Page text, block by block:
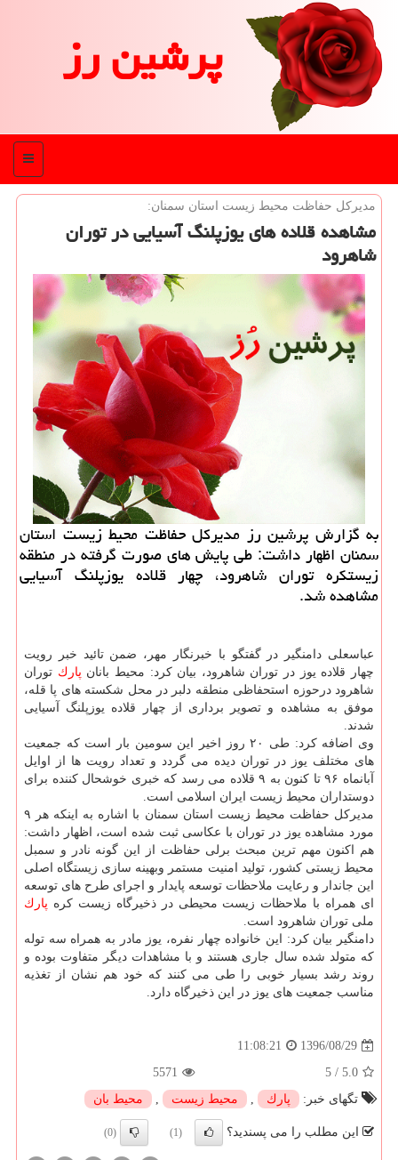
پرشین رز
منو
مدیركل حفاظت محیط زیست استان سمنان:
مشاهده قلاده های یوزپلنگ آسیایی در توران
شاهرود
به گزارش پرشین رز مدیركل حفاظت محیط زیست استان
سمنان اظهار داشت: طی پایش های صورت گرفته در منطقه
زیستكره توران شاهرود، چهار قلاده یوزپلنگ آسیایی
مشاهده شد.
عباسعلی دامنگیر در گفتگو با خبرنگار مهر، ضمن تائید خبر رویت
چهار قلاده یوز در توران شاهرود، بیان كرد: محیط بانان پارك توران
شاهرود درحوزه استحفاظی منطقه دلبر در محل شكسته های پا قله،
موفق به مشاهده و تصویر برداری از چهار قلاده یوزپلنگ آسیایی
شدند.
وی اضافه كرد: طی ۲۰ روز اخیر این سومین بار است كه جمعیت
های مختلف یوز در توران دیده می گردد و تعداد رویت ها از اوایل
آبانماه ۹۶ تا كنون به ۹ قلاده می رسد كه خبری خوشحال كننده برای
دوستداران محیط زیست ایران اسلامی است.
مدیركل حفاظت محیط زیست استان سمنان با اشاره به اینكه هر ۹
مورد مشاهده یوز در توران با عكاسی ثبت شده است، اظهار داشت:
هم اكنون مهم ترین مبحث برلی حفاظت از این گونه نادر و سمبل
محیط زیستی كشور، تولید امنیت مستمر وبهینه سازی زیستگاه اصلی
این جاندار و رعایت ملاحظات توسعه پایدار و اجرای طرح های توسعه
ای همراه با ملاحظات زیست محیطی در ذخیرگاه زیست كره پارك
ملی توران شاهرود است.
دامنگیر بیان كرد: این خانواده چهار نفره، یوز مادر به همراه سه توله
كه متولد شده سال جاری هستند و با مشاهدات دیگر متفاوت بوده و
روند رشد بسیار خوبی را طی می كنند كه خود هم نشان از تغذیه
مناسب جمعیت های یوز در این ذخیرگاه دارد.
1396/08/29
11:08:21
5.0
/
5
5571
تگهای خبر:
پارك , محیط زیست , محیط بان
این مطلب را می پسندید؟ (1)
(0)